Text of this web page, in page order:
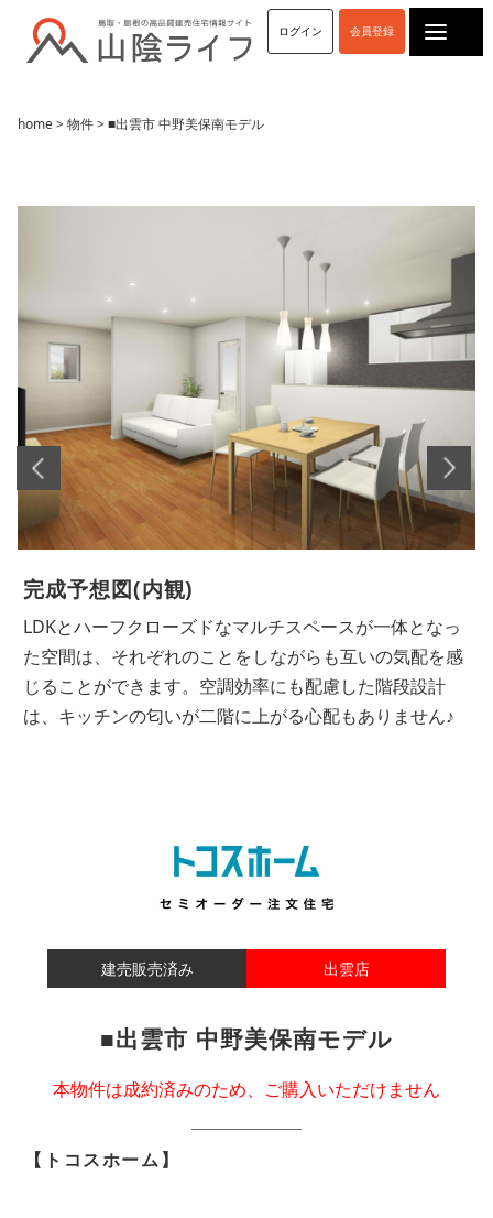
ログイン 会員登録
home>物件> ■出雲市 中野美保南モデル
完成予想図(内観)
LDKとハーフクローズドなマルチスペースが一体となっ
た空間は、それぞれのことをしながらも互いの気配を感
じることができます。空調効率にも配慮した階段設計
は、キッチンの匂いが二階に上がる心配もありません♪
建売販売済み 出雲店
■出雲市 中野美保南モデル
本物件は成約済みのため、ご購入いただけません
【トコスホーム】